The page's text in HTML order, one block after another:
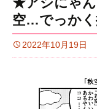
空…でっかく
2022年10月19日